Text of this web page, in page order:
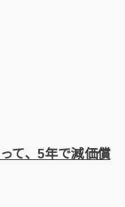
て、5年で減価償